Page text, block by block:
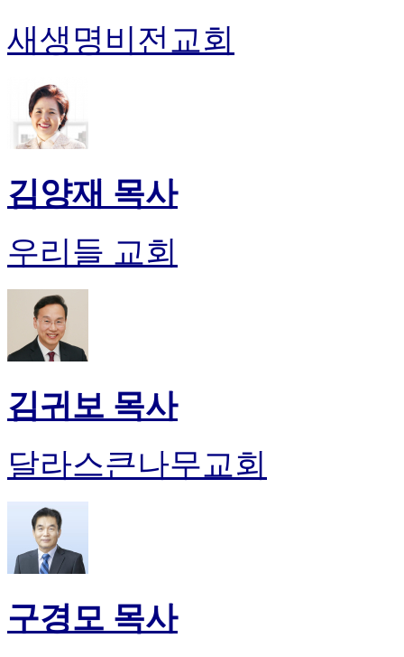
새생명비전교회
김양재 목사
우리들 교회
김귀보 목사
달라스큰나무교회
구경모 목사